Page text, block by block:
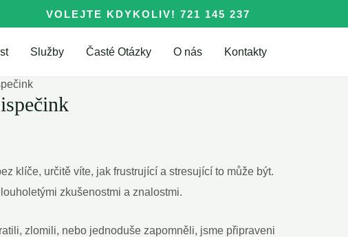
VOLEJTE KDYKOLIV! 721 145 237
Služby Časté Otázky O nás Kontakty
klíče, určitě⁣ víte, jak frustrující a stresující to může být.
zkušenostmi a znalostmi.
zlomili, nebo jednoduše zapomněli, jsme připraveni